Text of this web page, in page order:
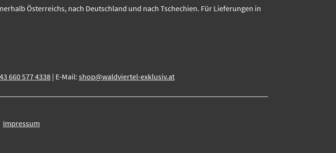
Österreichs, nach Deutschland und nach Tschechien. Für Lieferungen in
660 577 4338 | E-Mail:shop@waldviertel-exklusiv.at
Impressum